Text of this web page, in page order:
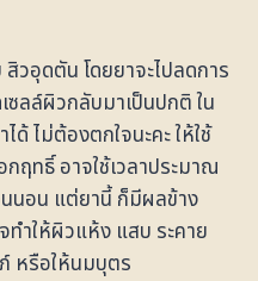
สิวอุดตัน โดยยาจะไปลดการ
ซลล์ผิวกลับมาเป็นปกติ ใน
ด้ ไม่ต้องตกใจนะคะ ให้ใช้
ฤทธิ์ อาจใช้เวลาประมาณ
นอน แต่ยานี้ ก็มีผลข้าง
ทำให้ผิวแห้ง แสบ ระคาย
หรือให้นมบุตร